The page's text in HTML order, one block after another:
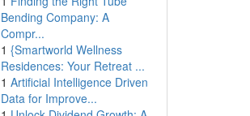
Bending Company: A
Compr...
1 {Smartworld Wellness
Residences: Your Retreat ...
1 Artificial Intelligence Driven
Data for Improve...